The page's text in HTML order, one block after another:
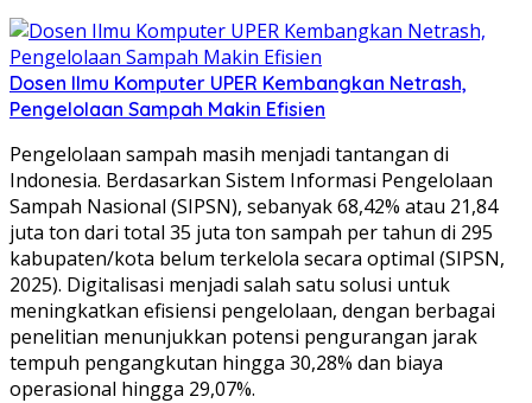
Dosen Ilmu Komputer UPER Kembangkan Netrash,
Pengelolaan Sampah Makin Efisien
Pengelolaan sampah masih menjadi tantangan di
Indonesia. Berdasarkan Sistem Informasi Pengelolaan
Sampah Nasional (SIPSN), sebanyak 68,42% atau 21,84
juta ton dari total 35 juta ton sampah per tahun di 295
kabupaten/kota belum terkelola secara optimal (SIPSN,
2025). Digitalisasi menjadi salah satu solusi untuk
meningkatkan efisiensi pengelolaan, dengan berbagai
penelitian menunjukkan potensi pengurangan jarak
tempuh pengangkutan hingga 30,28% dan biaya
operasional hingga 29,07%.